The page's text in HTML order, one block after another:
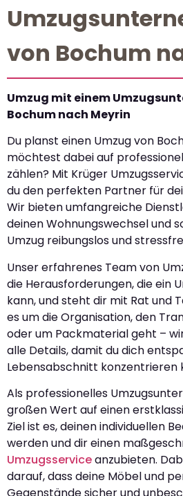
von Bochum
Umzug mit einem
Bochum nach Meyrin
Du planst einen Umzug von
möchtest dabei auf
zählen? Mit Krüger
du den perfekten Partner für
Wir bieten umfangreiche
deinen Wohnungswechsel und
Umzug reibungslos und
Unser erfahrenes Team von
die Herausforderungen, die ein
kann, und steht dir mit Rat und
es um die Organisation, den
oder um Packmaterial geht –
alle Details, damit du dich
Lebensabschnitt konzentrieren
Als professionelles
großen Wert auf einen
Ziel ist es, deinen individuellen
werden und dir einen
Umzugsserviceanzubieten.
darauf, dass deine Möbel und